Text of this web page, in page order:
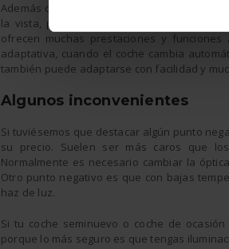
Además de todo lo anterior, este tipo de
la vista, perfecta para la conducción
ofrecen muchas prestaciones y
adaptativa, cuando el coche cambia
también puede adaptarse con facilidad y
Algunos inconvenientes
Si tuviésemos que destacar algún punto
su precio. Suelen ser más caros que
Normalmente es necesario cambiar la
Otro punto negativo es que con bajas
haz de luz.
Si tu coche seminuevo o coche de
porque lo más seguro es que tengas